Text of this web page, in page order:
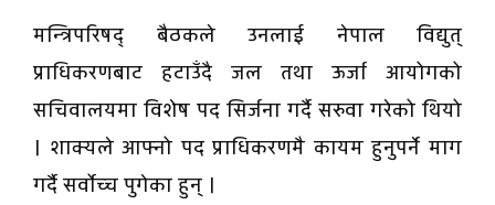
मन्त्रिपरिषद् बैठकले उनलाई नेपाल विद्युत्
प्राधिकरणबाट हटाउँदै जल तथा ऊर्जा आयोगको
सचिवालयमा विशेष पद सिर्जना गर्दै सरुवा गरेको थियो
। शाक्यले आफ्नो पद प्राधिकरणमै कायम हुनुपर्ने माग
गर्दै सर्वोच्च पुगेका हुन् ।